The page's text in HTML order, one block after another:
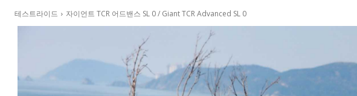
테스트라이드 자이언트 TCR 어드밴스 SL 0 / Giant TCR Advanced SL 0